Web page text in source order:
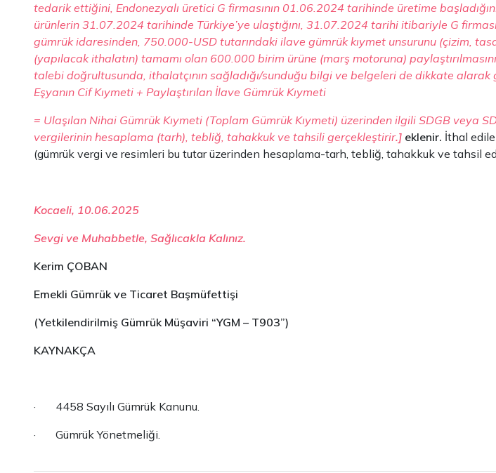
tedarik ettiğini, Endonezyalı üretici G firmasının 01.06.2024 tarihinde üretime
ürünlerin 31.07.2024 tarihinde Türkiye’ye ulaştığını, 31.07.2024 tarihi itibariyle G
gümrük idaresinden, 750.000-USD tutarındaki ilave gümrük kıymet unsurunu (çizim,
(yapılacak ithalatın) tamamı olan 600.000 birim ürüne (marş motoruna)
talebi doğrultusunda, ithalatçının sağladığı/sunduğu bilgi ve belgeleri de dikkate alarak
Eşyanın Cif Kıymeti + Paylaştırılan İlave Gümrük Kıymeti
= Ulaşılan Nihai Gümrük Kıymeti (Toplam Gümrük Kıymeti) üzerinden ilgili SDGB
vergilerinin hesaplama (tarh), tebliğ, tahakkuk ve tahsili gerçekleştirir.] eklenir. İthal
(gümrük vergi ve resimleri bu tutar üzerinden hesaplama-tarh, tebliğ, tahakkuk ve tahsil
Kocaeli, 10.06.2025
Sevgi ve Muhabbetle, Sağlıcakla Kalınız.
Kerim ÇOBAN
Emekli Gümrük ve Ticaret Başmüfettişi
(Yetkilendirilmiş Gümrük Müşaviri “YGM – T903”)
KAYNAKÇA
· 4458 Sayılı Gümrük Kanunu.
· Gümrük Yönetmeliği.